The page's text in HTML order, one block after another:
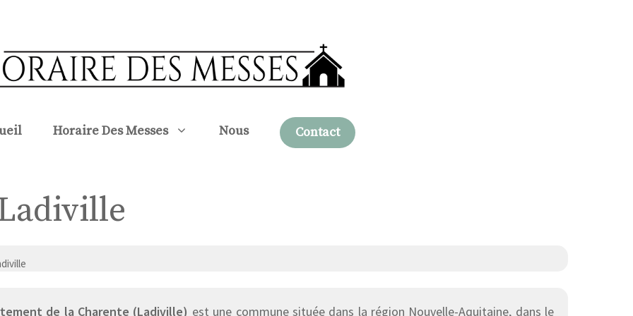
Horaire Des Messes Nous Contact
de la Charente (Ladiville) est une commune située dans la région Nouvelle-Aquitaine, dans le